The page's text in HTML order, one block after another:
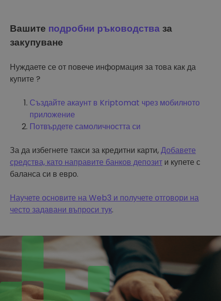
Вашите подробни ръководстваза
закупуване
Нуждаете се от повече информация за това как да
купите ?
Създайте акаунт в Kriptomat чрез мобилното
приложение
Потвърдете самоличността си
За да избегнете такси за кредитни карти,Добавете
средства, като направите банков депозит и купете с
баланса си в евро.
Научете основите на Web3 и получете отговори на
често задавани въпроси тук.